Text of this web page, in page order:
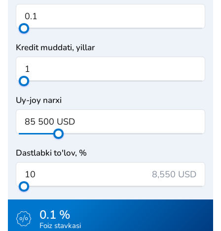
Kredit muddati, yillar
Uy-joy narxi
Dastlabki to'lov, %
8,550 USD
0.1 %
Foiz stavkasi